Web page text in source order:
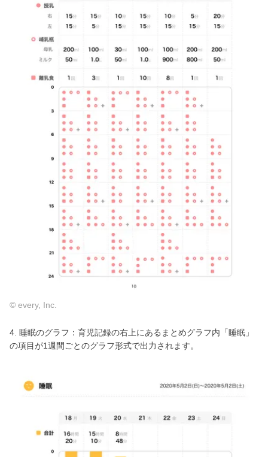
© every, Inc.
4. 睡眠のグラフ：育児記録の右上にあるまとめグラフ内「睡眠」
の項目が1週間ごとのグラフ形式で出力されます。